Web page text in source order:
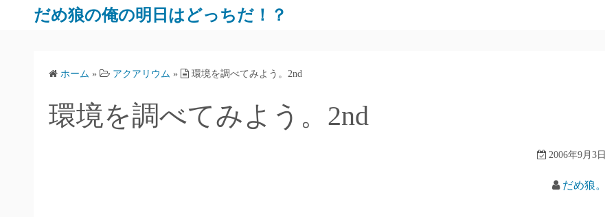
だめ狼の俺の明日はどっちだ！？
ホーム » アクアリウム » 環境を調べてみよう。2nd
環境を調べてみよう。2nd
2006年9月3日
だめ狼。